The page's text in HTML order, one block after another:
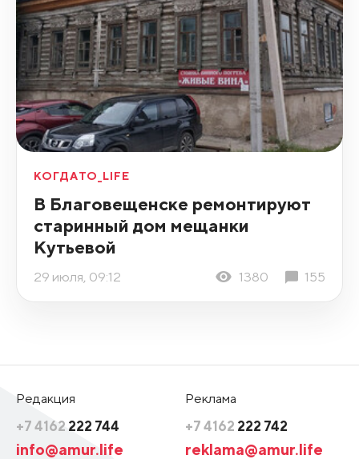
КОГДАТО_LIFE
В Благовещенске ремонтируют
старинный дом мещанки
Кутьевой
29 июля, 09:12 1380 155
Редакция
+7 4162 222 744
info@amur.life
Реклама
+7 4162 222 742
reklama@amur.life